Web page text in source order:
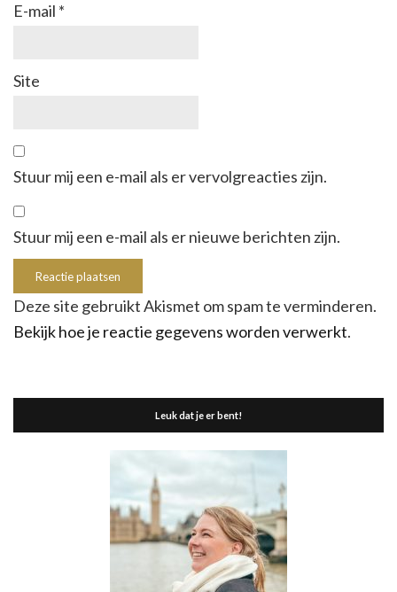
E-mail *
Site
Stuur mij een e-mail als er vervolgreacties zijn.
Stuur mij een e-mail als er nieuwe berichten zijn.
Deze site gebruikt Akismet om spam te verminderen.
Bekijk hoe je reactie gegevens worden verwerkt.
Leuk dat je er bent!